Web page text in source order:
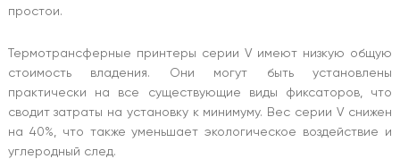
простои.
Термотрансферные принтеры серии V имеют низкую общую
стоимость владения. Они могут быть установлены
практически на все существующие виды фиксаторов, что
сводит затраты на установку к минимуму. Вес серии V снижен
на 40%, что также уменьшает экологическое воздействие и
углеродный след.